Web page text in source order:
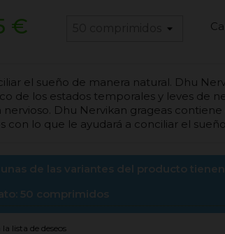
€
el sueño de manera natural. Dhu
de los estados temporales y leves de
nervioso. Dhu Nervikan grageas
con lo que le ayudará a conciliar el
de las variantes del producto
50 comprimidos
lista de deseos